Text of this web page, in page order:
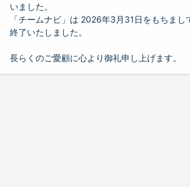
いました。
「チームナビ」は 2026年3月31日をもちまし
終了いたしました。
長らくのご愛顧に心より御礼申し上げます。